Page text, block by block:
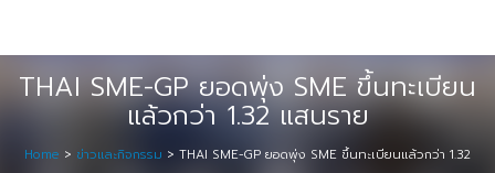
Event & Exhibition Solution
THAI SME-GP ยอดพุ่ง SME ขึ้นทะเบียน
แล้วกว่า 1.32 แสนราย
Home > ข่าวและกิจกรรม > THAI SME-GP ยอดพุ่ง SME ขึ้นทะเบียนแล้วกว่า 1.32